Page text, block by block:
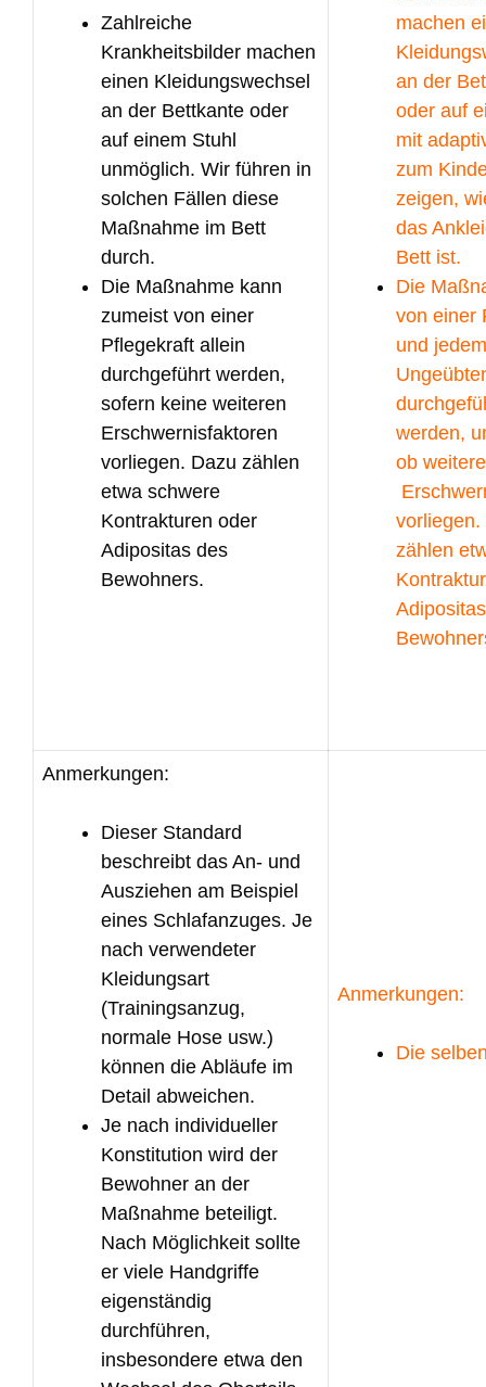
Zahlreiche
Krankheitsbilder machen
einen Kleidungswechsel
an der Bettkante oder
auf einem Stuhl
unmöglich. Wir führen in
solchen Fällen diese
Maßnahme im Bett
durch.
Die Maßnahme kann
zumeist von einer
Pflegekraft allein
durchgeführt werden,
sofern keine weiteren
Erschwernisfaktoren
vorliegen. Dazu zählen
etwa schwere
Kontrakturen oder
Adipositas des
Bewohners.
machen
an der
oder auf
mit
zum
zeigen,
das
Bett ist.
Die
von einer
und jedem
werden,
ob weitere
vorliegen.
zählen
Anmerkungen:
Dieser Standard
beschreibt das An- und
Ausziehen am Beispiel
eines Schlafanzuges. Je
nach verwendeter
Kleidungsart
(Trainingsanzug,
normale Hose usw.)
können die Abläufe im
Detail abweichen.
Je nach individueller
Konstitution wird der
Bewohner an der
Maßnahme beteiligt.
Nach Möglichkeit sollte
er viele Handgriffe
eigenständig
durchführen,
insbesondere etwa den
Anmerkungen:
Die